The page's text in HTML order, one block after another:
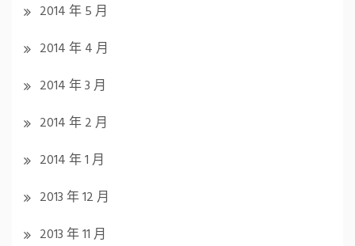
2014 年 5 月
2014 年 4 月
2014 年 3 月
2014 年 2 月
2014 年 1 月
2013 年 12 月
2013 年 11 月